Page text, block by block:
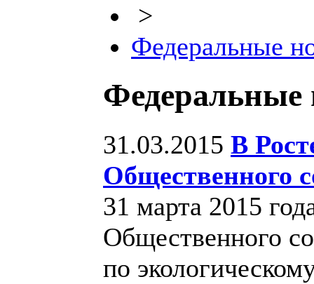
>
Федеральные
Федеральные
31.03.2015 В
Общественного
31 марта 2015
Общественного
по